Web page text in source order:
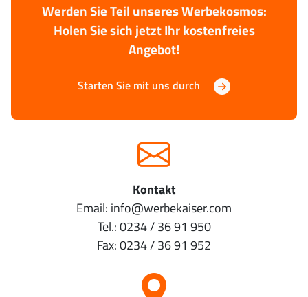
Werden Sie Teil unseres Werbekosmos:
Holen Sie sich jetzt Ihr kostenfreies
Angebot!
Starten Sie mit uns durch
Kontakt
Email: info@werbekaiser.com
Tel.: 0234 / 36 91 950
Fax: 0234 / 36 91 952